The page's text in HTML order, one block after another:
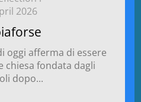
2026
oggi afferma di essere
chiesa fondata dagli
dopo...